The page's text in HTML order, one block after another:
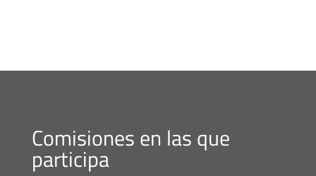
Comisiones en las que
participa